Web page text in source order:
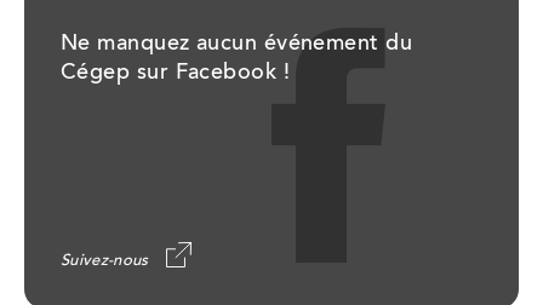
Ne manquez aucun événement du
Cégep sur Facebook !
Suivez-nous